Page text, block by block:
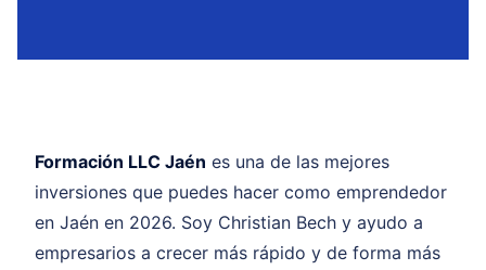
Formación LLC Jaén es una de las mejores
inversiones que puedes hacer como emprendedor
en Jaén en 2026. Soy Christian Bech y ayudo a
empresarios a crecer más rápido y de forma más